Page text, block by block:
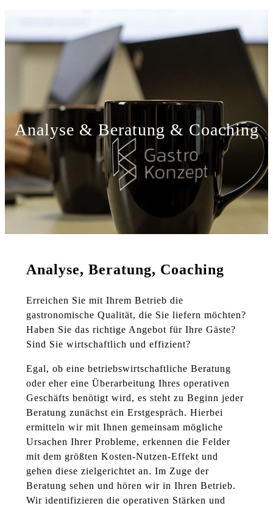
Analyse & Beratung & Coaching
Analyse, Beratung, Coaching
Erreichen Sie mit Ihrem Betrieb die
gastronomische Qualität, die Sie liefern möchten?
Haben Sie das richtige Angebot für Ihre Gäste?
Sind Sie wirtschaftlich und effizient?
Egal, ob eine betriebswirtschaftliche Beratung
oder eher eine Überarbeitung Ihres operativen
Geschäfts benötigt wird, es steht zu Beginn jeder
Beratung zunächst ein Erstgespräch. Hierbei
ermitteln wir mit Ihnen gemeinsam mögliche
Ursachen Ihrer Probleme, erkennen die Felder
mit dem größten Kosten-Nutzen-Effekt und
gehen diese zielgerichtet an. Im Zuge der
Beratung sehen und hören wir in Ihren Betrieb.
Wir identifizieren die operativen Stärken und